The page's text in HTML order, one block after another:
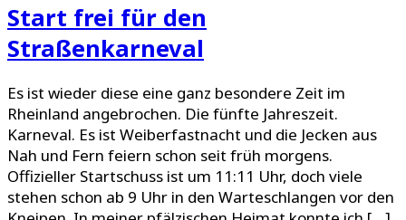
Start frei für den
Straßenkarneval
Es ist wieder diese eine ganz besondere Zeit im
Rheinland angebrochen. Die fünfte Jahreszeit.
Karneval. Es ist Weiberfastnacht und die Jecken aus
Nah und Fern feiern schon seit früh morgens.
Offizieller Startschuss ist um 11:11 Uhr, doch viele
stehen schon ab 9 Uhr in den Warteschlangen vor den